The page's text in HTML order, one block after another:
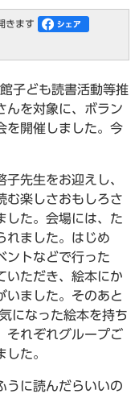
きます
子ども読書活動等推
んを対象に、ボラン
を開催しました。今
先生をお迎えし、
む楽しさおもしろさ
した。会場には、た
れました。はじめ
ントなどで行った
いただき、絵本にか
いました。そのあと
になった絵本を持ち
それぞれグループご
た。
うに読んだらいいの